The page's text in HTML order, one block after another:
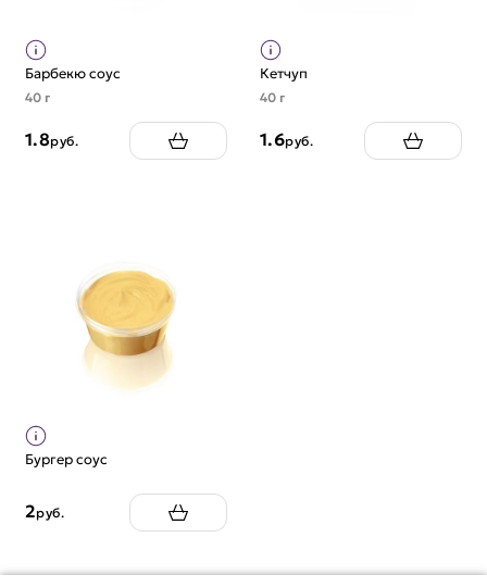
Барбекю соус
40 г
1.8руб.
Кетчуп
40 г
1.6руб.
Бургер соус
2руб.